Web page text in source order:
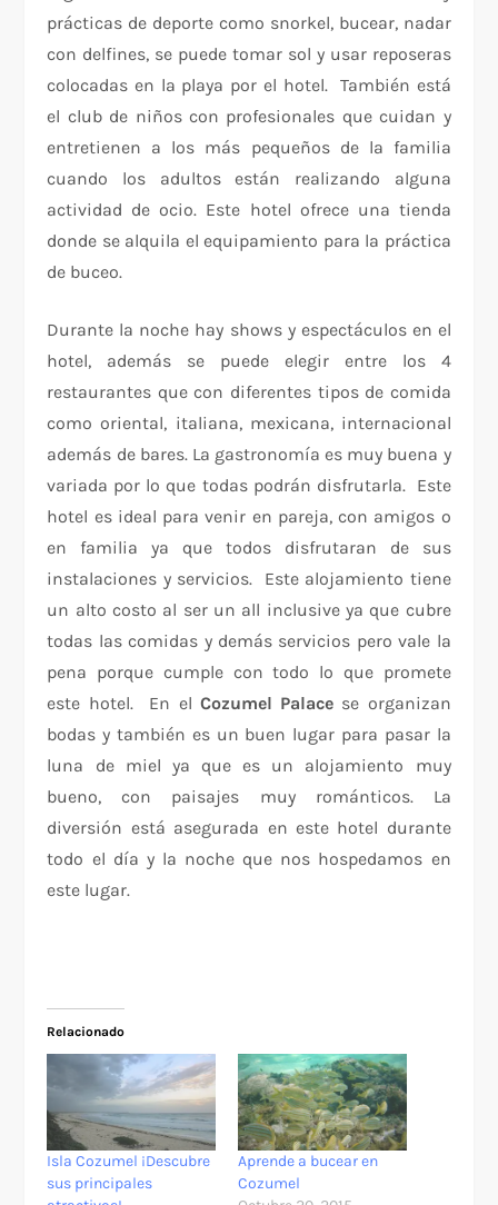
prácticas de deporte como snorkel, bucear, nadar
con delfines, se puede tomar sol y usar reposeras
colocadas en la playa por el hotel. También está
el club de niños con profesionales que cuidan y
entretienen a los más pequeños de la familia
cuando los adultos están realizando alguna
actividad de ocio. Este hotel ofrece una tienda
donde se alquila el equipamiento para la práctica
de buceo.
Durante la noche hay shows y espectáculos en el
hotel, además se puede elegir entre los 4
restaurantes que con diferentes tipos de comida
como oriental, italiana, mexicana, internacional
además de bares. La gastronomía es muy buena y
variada por lo que todas podrán disfrutarla. Este
hotel es ideal para venir en pareja, con amigos o
en familia ya que todos disfrutaran de sus
instalaciones y servicios. Este alojamiento tiene
un alto costo al ser un all inclusive ya que cubre
todas las comidas y demás servicios pero vale la
pena porque cumple con todo lo que promete
este hotel. En el Cozumel Palace se organizan
bodas y también es un buen lugar para pasar la
luna de miel ya que es un alojamiento muy
bueno, con paisajes muy románticos. La
diversión está asegurada en este hotel durante
todo el día y la noche que nos hospedamos en
este lugar.
Relacionado
Isla Cozumel ¡Descubre
sus principales
Aprende a bucear en
Cozumel